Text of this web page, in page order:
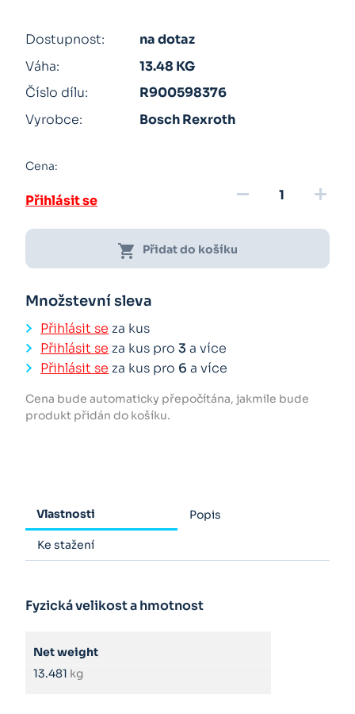
Dostupnost:
na dotaz
Váha:
13.48 KG
Číslo dílu:
R900598376
Vyrobce:
Bosch Rexroth
Cena:
Přihlásit se remove add
shopping_cart Přidat do košíku
Množstevní sleva
Přihlásit se za kus
Přihlásit se za kus pro3 a více
Přihlásit se za kus pro 6 a více
Cena bude automaticky přepočítána, jakmile bude
produkt přidán do košíku.
Vlastnosti Popis
Ke stažení
Fyzická velikost a hmotnost
Net weight
13.481 kg